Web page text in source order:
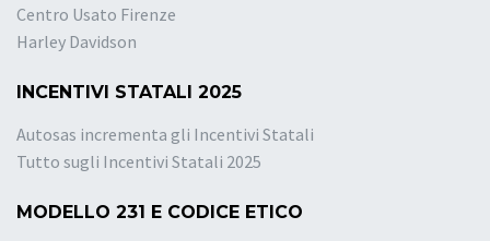
Centro Usato Firenze
Harley Davidson
INCENTIVI STATALI 2025
Autosas incrementa gli Incentivi Statali
Tutto sugli Incentivi Statali 2025
MODELLO 231 E CODICE ETICO